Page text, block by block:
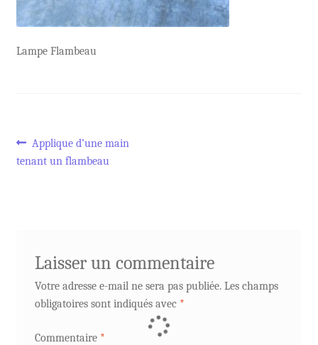
Lampe Flambeau
Navigation
Article
précédent :
Applique d’une main
tenant un flambeau
Laisser un commentaire
Votre adresse e-mail ne sera pas publiée. Les champs
obligatoires sont indiqués avec *
Commentaire *